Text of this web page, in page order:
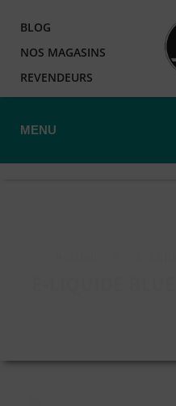
BLOG
NOS MAGASINS
REVENDEURS
MENU